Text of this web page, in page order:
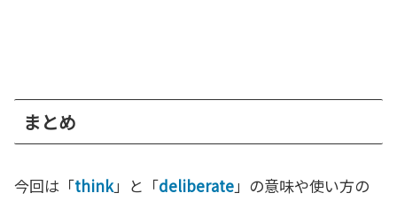
まとめ
今回は「think」と「deliberate」の意味や使い方の